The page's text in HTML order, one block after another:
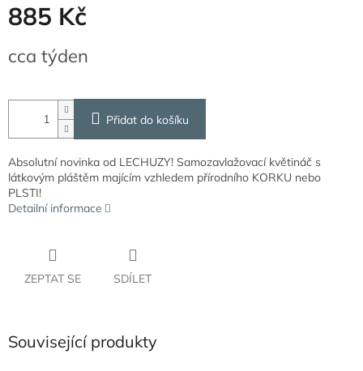
885 Kč
cena:
cca týden
Přidat do košíku
Absolutní novinka od LECHUZY! Samozavlažovací květináč s
látkovým pláštěm majícím vzhledem přírodního KORKU nebo
PLSTI!
Detailní informace
ZEPTAT SE SDÍLET
Související produkty